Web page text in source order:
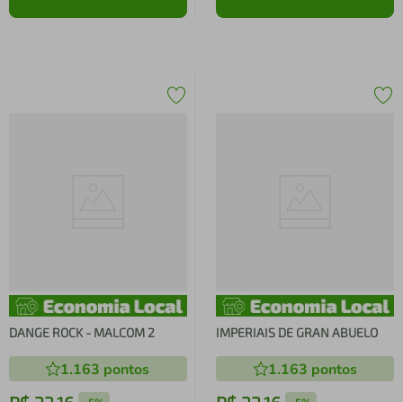
DANGE ROCK - MALCOM 2
1.163 pontos
IMPERIAIS DE GRAN ABUELO
1.163 pontos